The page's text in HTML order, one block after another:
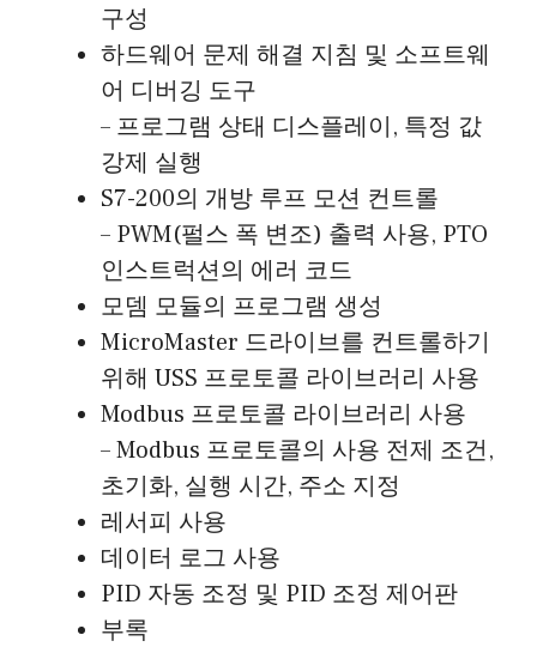
구성
하드웨어 문제 해결 지침 및 소프트웨
어 디버깅 도구
– 프로그램 상태 디스플레이, 특정 값
강제 실행
S7-200의 개방 루프 모션 컨트롤
– PWM(펄스 폭 변조) 출력 사용, PTO
인스트럭션의 에러 코드
모뎀 모듈의 프로그램 생성
MicroMaster 드라이브를 컨트롤하기
위해 USS 프로토콜 라이브러리 사용
Modbus 프로토콜 라이브러리 사용
– Modbus 프로토콜의 사용 전제 조건,
초기화, 실행 시간, 주소 지정
레서피 사용
데이터 로그 사용
PID 자동 조정 및 PID 조정 제어판
부록